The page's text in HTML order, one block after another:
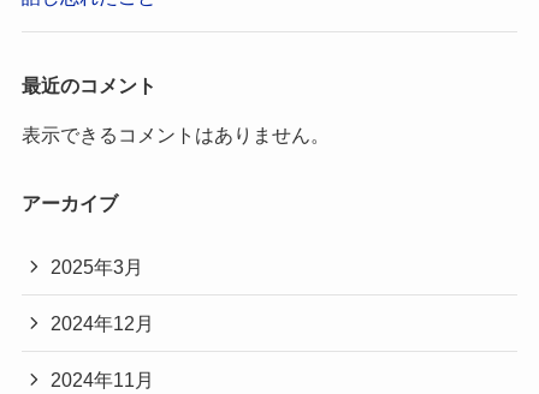
最近のコメント
表示できるコメントはありません。
アーカイブ
2025年3月
2024年12月
2024年11月